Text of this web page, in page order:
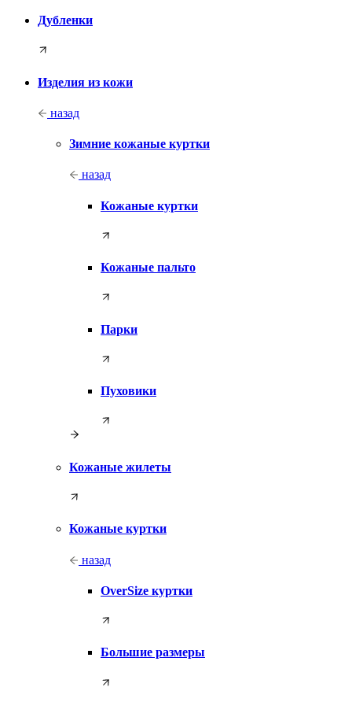
Дубленки
Изделия из кожи
назад
Зимние кожаные куртки
назад
Кожаные куртки
Кожаные пальто
Парки
Пуховики
Кожаные жилеты
Кожаные куртки
назад
OverSize куртки
Большие размеры